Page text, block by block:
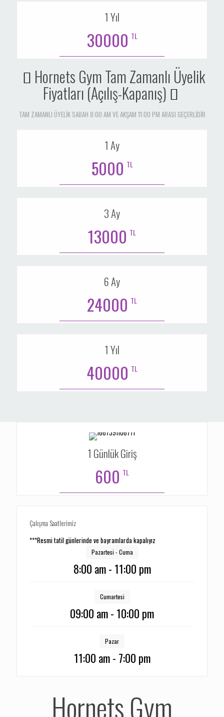
1 Yıl
30000 TL
Hornets Gym Tam Zamanlı Üyelik
Fiyatları (Açılış-Kapanış)
TAM ZAMANLI ÜYELİK SABAH 8:00 AM VE AKŞAM 11:00 PM ARASI GEÇERLİDİR
1 Ay
5000 TL
3 Ay
13000 TL
6 Ay
24000 TL
1 Yıl
40000 TL
1 Günlük Giriş
600 TL
Çalışma Saatlerimiz
***Resmi tatil günlerinde ve bayramlarda kapalıyız
Pazartesi - Cuma
8:00 am - 11:00 pm
Cumartesi
09:00 am - 10:00 pm
Pazar
11:00 am - 7:00 pm
Hornets Gym